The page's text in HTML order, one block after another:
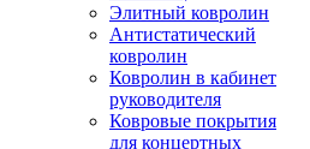
Элитный ковролин
Антистатический
ковролин
Ковролин в кабинет
руководителя
Ковровые покрытия
для концертных